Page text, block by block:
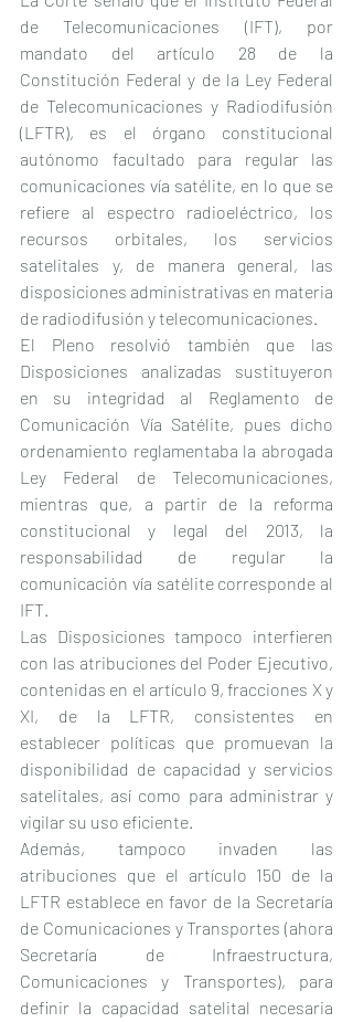
de Telecomunicaciones (IFT), por
mandato del artículo 28 de la
Constitución Federal y de la Ley Federal
de Telecomunicaciones y Radiodifusión
(LFTR), es el órgano constitucional
autónomo facultado para regular las
comunicaciones vía satélite, en lo que se
refiere al espectro radioeléctrico, los
recursos orbitales, los servicios
satelitales y, de manera general, las
disposiciones administrativas en materia
de radiodifusión y telecomunicaciones.
El Pleno resolvió también que las
Disposiciones analizadas sustituyeron
en su integridad al Reglamento de
Comunicación Vía Satélite, pues dicho
ordenamiento reglamentaba la abrogada
Ley Federal de Telecomunicaciones,
mientras que, a partir de la reforma
constitucional y legal del 2013, la
responsabilidad de regular la
comunicación vía satélite corresponde al
IFT.
Las Disposiciones tampoco interfieren
con las atribuciones del Poder Ejecutivo,
contenidas en el artículo 9, fracciones X y
XI, de la LFTR, consistentes en
establecer políticas que promuevan la
disponibilidad de capacidad y servicios
satelitales, así como para administrar y
vigilar su uso eficiente.
Además, tampoco invaden las
atribuciones que el artículo 150 de la
LFTR establece en favor de la Secretaría
de Comunicaciones y Transportes (ahora
Secretaría de Infraestructura,
Comunicaciones y Transportes), para
definir la capacidad satelital necesaria